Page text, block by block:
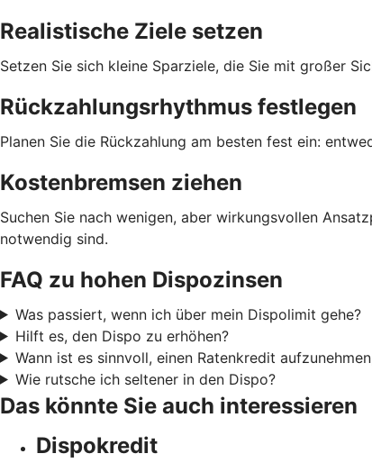
Realistische Ziele setzen
Setzen Sie sich kleine Sparziele, die Sie mit großer
Rückzahlungsrhythmus festlegen
Planen Sie die Rückzahlung am besten fest ein:
Kostenbremsen ziehen
Suchen Sie nach wenigen, aber wirkungsvollen
notwendig sind.
FAQ zu hohen Dispozinsen
Was passiert, wenn ich über mein Dispolimit gehe?
Hilft es, den Dispo zu erhöhen?
Wann ist es sinnvoll, einen Ratenkredit
Wie rutsche ich seltener in den Dispo?
Das könnte Sie auch interessieren
Dispokredit